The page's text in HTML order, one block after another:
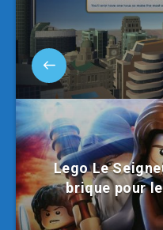
Lego Le
brique pour